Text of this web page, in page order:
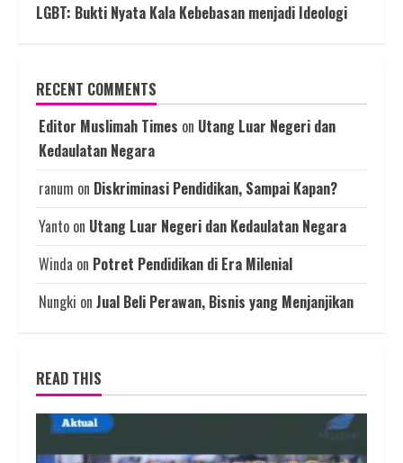
LGBT: Bukti Nyata Kala Kebebasan menjadi Ideologi
RECENT COMMENTS
Editor Muslimah Times on Utang Luar Negeri dan
Kedaulatan Negara
ranum on Diskriminasi Pendidikan, Sampai Kapan?
Yanto on Utang Luar Negeri dan Kedaulatan Negara
Winda on Potret Pendidikan di Era Milenial
Nungki on Jual Beli Perawan, Bisnis yang Menjanjikan
READ THIS